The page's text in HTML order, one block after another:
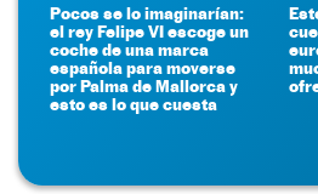
Pocos se lo imaginarían:
el rey Felipe VI escoge un
coche de una marca
española para moverse
por Palma de Mallorca y
esto es lo que cuesta